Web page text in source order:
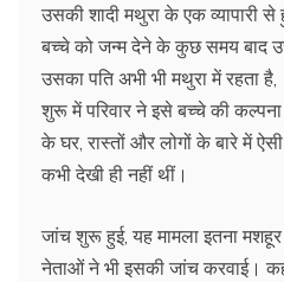
उसकी शादी मथुरा के एक व्यापारी से
बच्चे को जन्म देने के कुछ समय बाद
उसका पति अभी भी मथुरा में रहता है,
शुरू में परिवार ने इसे बच्चे की
के घर, रास्तों और लोगों के बारे में
कभी देखी ही नहीं थीं।
जांच शुरू हुई, यह मामला इतना मशहूर
नेताओं ने भी इसकी जांच करवाई।